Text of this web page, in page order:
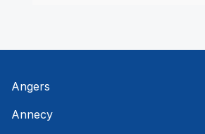
Angers
Annecy